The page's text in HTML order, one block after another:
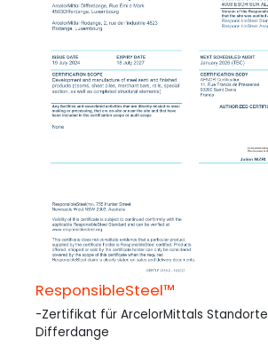
ResponsibleSteel™
-Zertifikat für ArcelorMittals
Differdange